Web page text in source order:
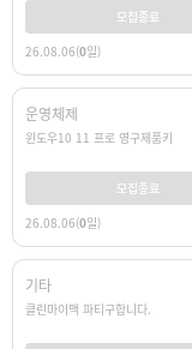
모집종료
26.08.06(0일)
운영체제
윈도우10 11 프로 영구제품키
모집종료
26.08.06(0일)
기타
클린마이맥 파티구합니다.